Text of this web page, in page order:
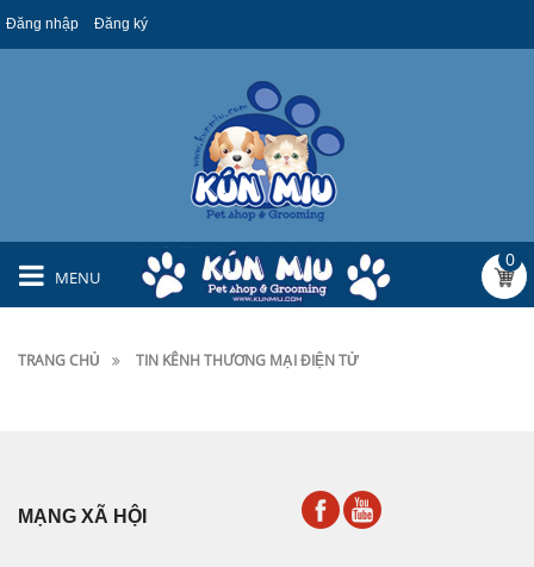
Đăng nhập Đăng ký
MENU
0
TRANG CHỦ TIN KÊNH THƯƠNG MẠI ĐIỆN TỬ
MẠNG XÃ HỘI